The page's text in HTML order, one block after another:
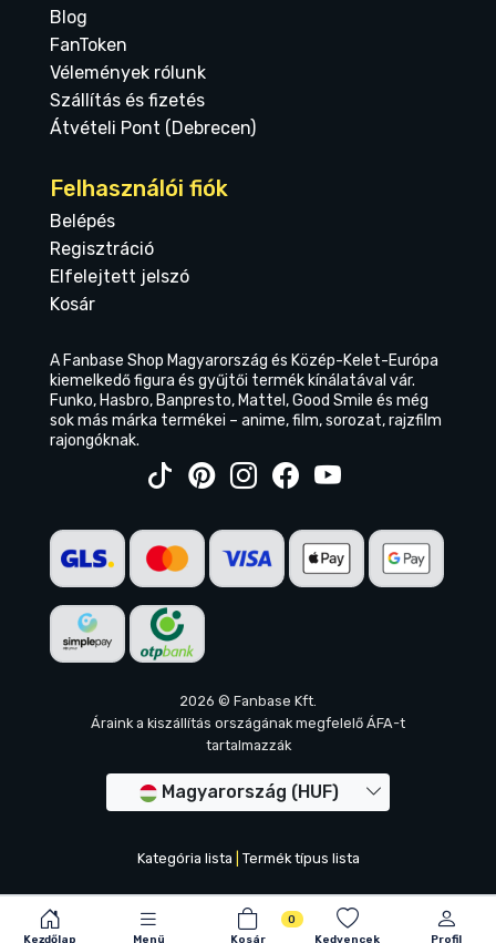
Kezdőlap Menü Kosár
0
Kedvencek
Profil
Blog
FanToken
Vélemények rólunk
Szállítás és fizetés
Átvételi Pont (Debrecen)
Felhasználói fiók
Belépés
Regisztráció
Elfelejtett jelszó
Kosár
A Fanbase Shop Magyarország és Közép-Kelet-Európa
kiemelkedő figura és gyűjtői termék kínálatával vár.
Funko, Hasbro, Banpresto, Mattel, Good Smile és még
sok más márka termékei – anime, film, sorozat, rajzfilm
rajongóknak.
2026 © Fanbase Kft.
Áraink a kiszállítás országának megfelelő ÁFA-t
tartalmazzák
Magyarország (HUF)
Kategória lista Termék típus lista